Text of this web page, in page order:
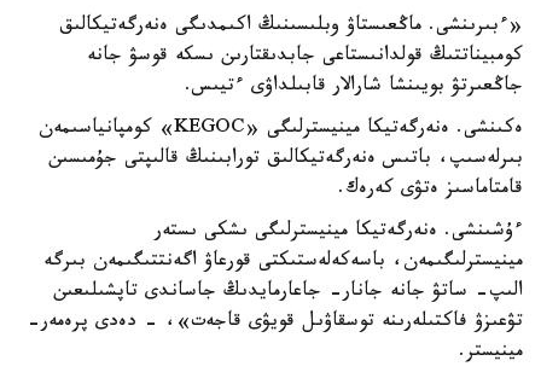
«ءبىرىنشى. ماڭعىستاۋ وبلىسىنىڭ اكىمدىگى ەنەرگەتيكالىق
كومبيناتتىڭ قولدانىستاعى جابدىقتارىن ىسكە قوسۋ جانە
جاڭعىرتۋ بويىنشا شارالار قابىلداۋى ءتيىس.
ەكىنشى. ەنەرگەتيكا مينيسترلىگى «KEGOC» كومپانياسىمەن
بىرلەسىپ، باتىس ەنەرگەتيكالىق تورابىنىڭ قالىپتى جۇمىسىن
قامتاماسىز ەتۋى كەرەك.
ءۇشىنشى. ەنەرگەتيكا مينيسترلىگى ىشكى ىستەر
مينيسترلىگىمەن، باسەكەلەستىكتى قورعاۋ اگەنتتىگىمەن بىرگە
الىپ- ساتۋ جانە جانار- جاعارمايدىڭ جاساندى تاپشىلىعىن
تۋعىزۋ فاكتىلەرىنە توسقاۋىل قويۋى قاجەت»، - دەدى پرەمەر-
مينيستر.